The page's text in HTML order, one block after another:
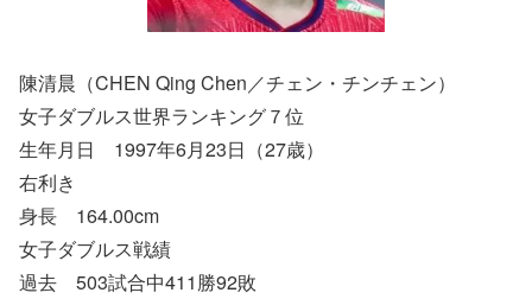
陳清晨（CHEN Qing Chen／チェン・チンチェン）
女子ダブルス世界ランキング７位
生年月日 1997年6月23日（27歳）
右利き
身長 164.00cm
女子ダブルス戦績
過去 503試合中411勝92敗